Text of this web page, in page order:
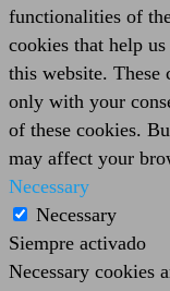
functionalities of
cookies that help
this website.
only with your
of these cookies.
may affect your
Necessary
Necessary
Siempre activado
Necessary cookies